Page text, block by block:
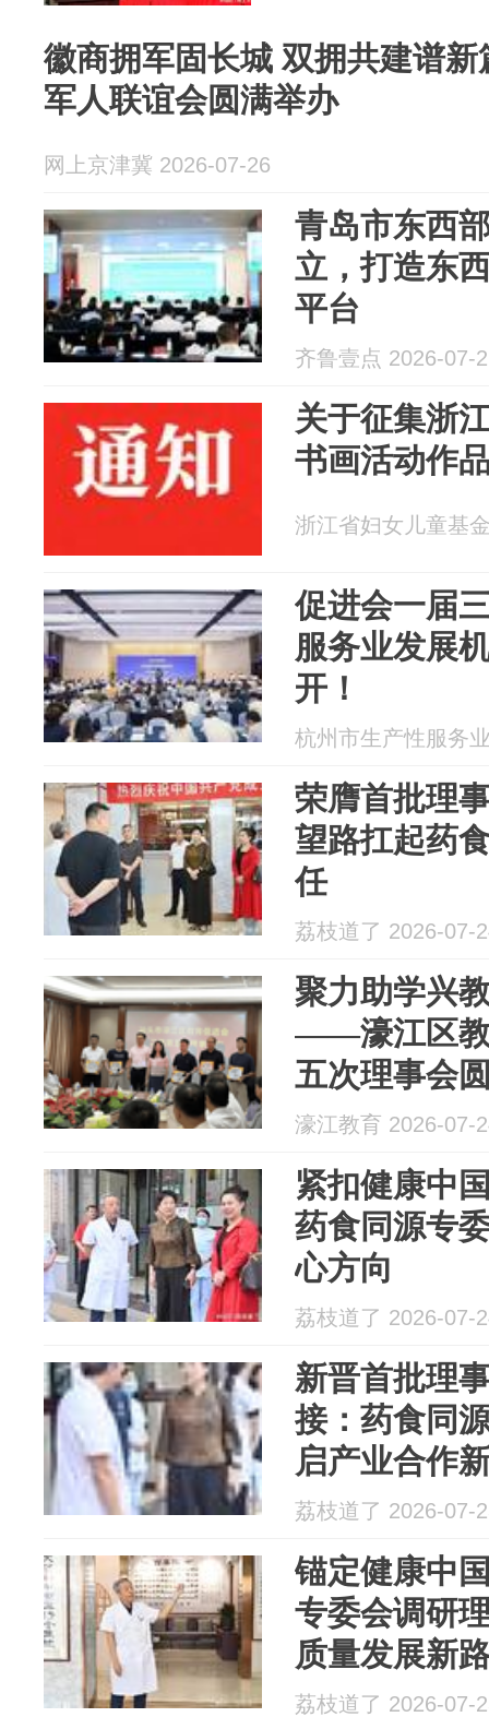
徽商拥军固长城 双拥共建谱
军人联谊会圆满举办
网上京津冀 2026-07-26
青岛市东西
立，打造东
平台
齐鲁壹点 2026-07-
关于征集浙
书画活动作
浙江省妇女儿童基
促进会一届
服务业发展
开！
杭州市生产性服务
荣膺首批理
望路扛起药
任
荔枝道了 2026-07-
聚力助学兴
——濠江区教
五次理事会
濠江教育 2026-07-
紧扣健康中
药食同源专
心方向
荔枝道了 2026-07-
新晋首批理
接：药食同
启产业合作
荔枝道了 2026-07-
锚定健康中
专委会调研
质量发展新
荔枝道了 2026-07-